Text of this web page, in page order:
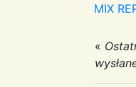
MIX
«